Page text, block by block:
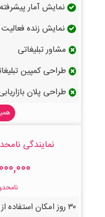
نمایش آمار پیشرفته
نمایش زنده فعالیت
مشاور تبلیغاتی
طراحی کمپین
طراحی پلان
نمایندگی
۳,۰۰۰,۰۰۰
نامحدود -
۳۰ روز امکان استفاده از پنل